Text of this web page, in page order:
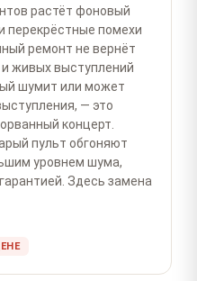
растёт фоновый
перекрёстные помехи
ремонт не вернёт
живых выступлений
шумит или может
— это
концерт.
пульт обгоняют
уровнем шума,
Здесь замена